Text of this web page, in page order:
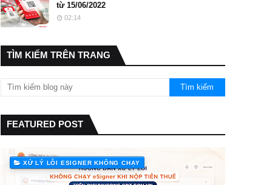
từ 15/06/2022
02:14
TÌM KIẾM TRÊN TRANG
FEATURED POST
XỬ LÝ LỖI ESIGNER KHÔNG CHẠY